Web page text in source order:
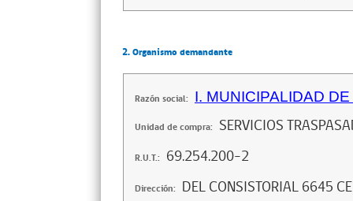
2. Organismo demandante
Razón social: I. MUNICIPALIDAD
Unidad de compra: SERVICIOS
R.U.T.: 69.254.200-2
Dirección: DEL CONSISTORIAL 6645